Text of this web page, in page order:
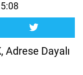
Dayalı